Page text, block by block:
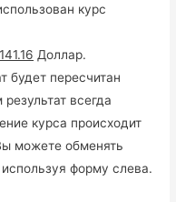
курс
141.16 Доллар.
будет пересчитан
всегда
курса происходит
можете обменять
форму слева.